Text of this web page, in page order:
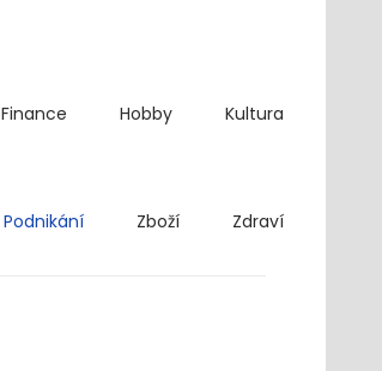
Finance Hobby Kultura
Podnikání Zboží Zdraví